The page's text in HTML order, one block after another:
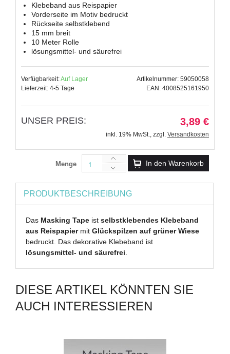
Klebeband aus Reispapier
Vorderseite im Motiv bedruckt
Rückseite selbstklebend
15 mm breit
10 Meter Rolle
lösungsmittel- und säurefrei
Verfügbarkeit:Auf Lager
Lieferzeit: 4-5 Tage
Artikelnummer: 59050058
EAN: 4008525161950
UNSER PREIS: 3,89 €
inkl. 19% MwSt., zzgl. Versandkosten
Menge In den Warenkorb
PRODUKTBESCHREIBUNG
Das Masking Tape istselbstklebendes Klebeband
aus Reispapiermit Glückspilzen auf grüner Wiese
bedruckt. Das dekorative Klebeband ist
lösungsmittel- und säurefrei.
DIESE ARTIKEL KÖNNTEN SIE
AUCH INTERESSIEREN